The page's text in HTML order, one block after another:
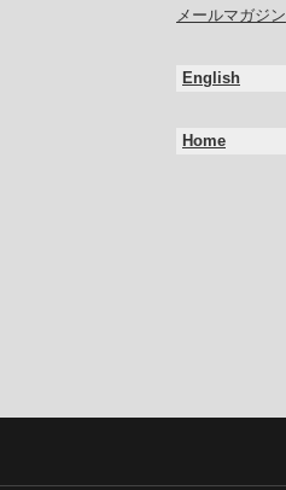
メールマガジン
English
Home